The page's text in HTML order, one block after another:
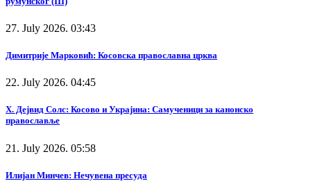
27. July 2026. 03:43
Димитрије Марковић: Косовска православна црква
22. July 2026. 04:45
Х. Дејвид Солс: Косово и Украјина: Самученици за канонско
православље
21. July 2026. 05:58
Илијан Минчев: Нечувена пресуда